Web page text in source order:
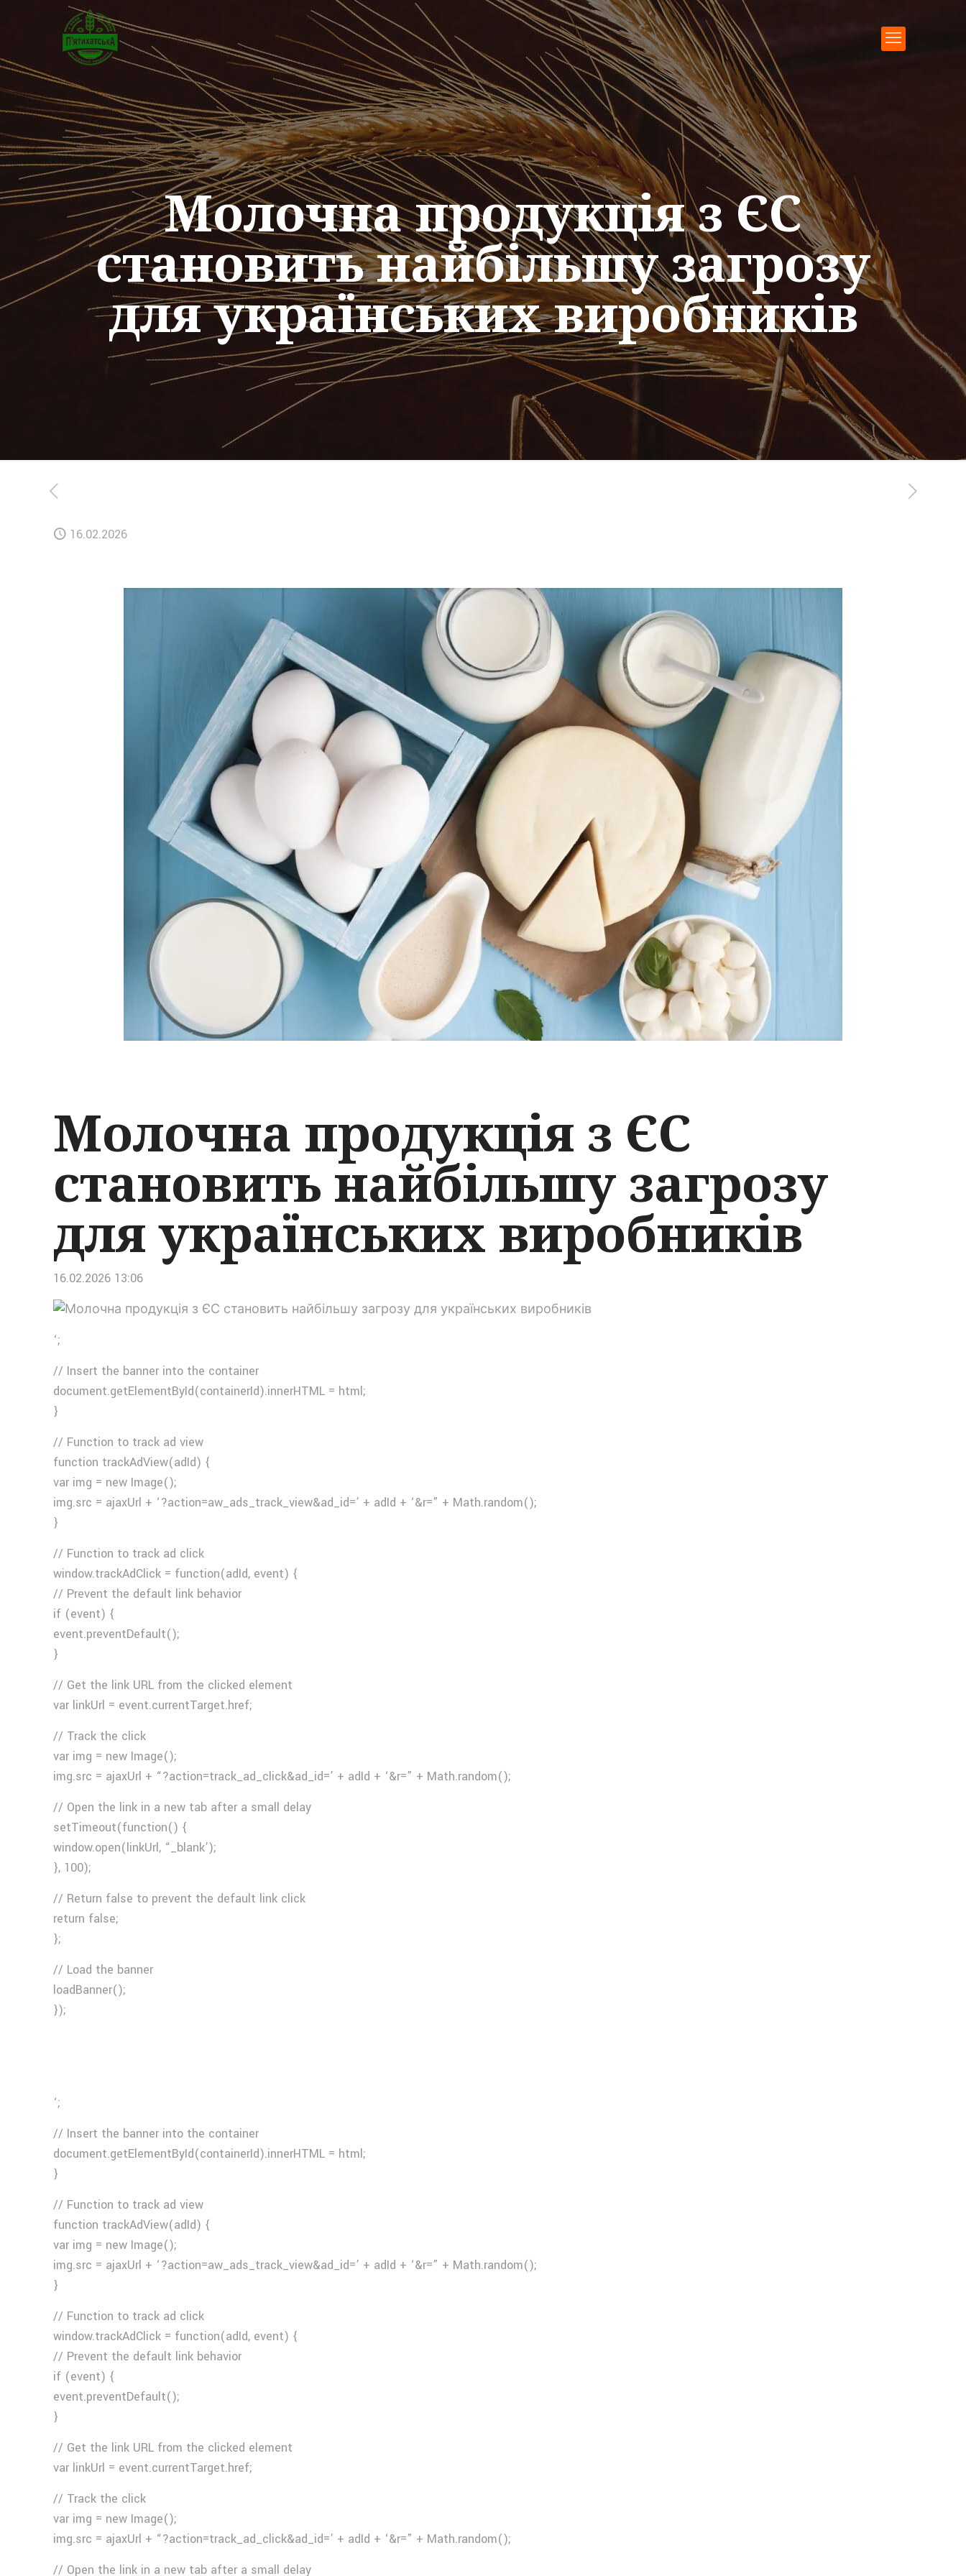
Молочна продукція з ЄС
становить найбільшу загрозу
для українських виробників
16.02.2026
Молочна продукція з ЄС
становить найбільшу загрозу
для українських виробників
16.02.2026 13:06
‘;
// Insert the banner into the container
document.getElementById(containerId).innerHTML = html;
}
// Function to track ad view
function trackAdView(adId) {
var img = new Image();
img.src = ajaxUrl + ‘?action=aw_ads_track_view&ad_id=’ + adId + ‘&r=” + Math.random();
}
// Function to track ad click
window.trackAdClick = function(adId, event) {
// Prevent the default link behavior
if (event) {
event.preventDefault();
}
// Get the link URL from the clicked element
var linkUrl = event.currentTarget.href;
// Track the click
var img = new Image();
img.src = ajaxUrl + “?action=track_ad_click&ad_id=’ + adId + ‘&r=” + Math.random();
// Open the link in a new tab after a small delay
setTimeout(function() {
window.open(linkUrl, “_blank’);
}, 100);
// Return false to prevent the default link click
return false;
};
// Load the banner
loadBanner();
});
‘;
// Insert the banner into the container
document.getElementById(containerId).innerHTML = html;
}
// Function to track ad view
function trackAdView(adId) {
var img = new Image();
img.src = ajaxUrl + ‘?action=aw_ads_track_view&ad_id=’ + adId + ‘&r=” + Math.random();
}
// Function to track ad click
window.trackAdClick = function(adId, event) {
// Prevent the default link behavior
if (event) {
event.preventDefault();
}
// Get the link URL from the clicked element
var linkUrl = event.currentTarget.href;
// Track the click
var img = new Image();
img.src = ajaxUrl + “?action=track_ad_click&ad_id=’ + adId + ‘&r=” + Math.random();
// Open the link in a new tab after a small delay